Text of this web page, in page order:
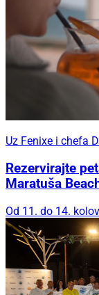
Uz Fenixe i chefa
Rezervirajte
Maratuša
Od 11. do 14.